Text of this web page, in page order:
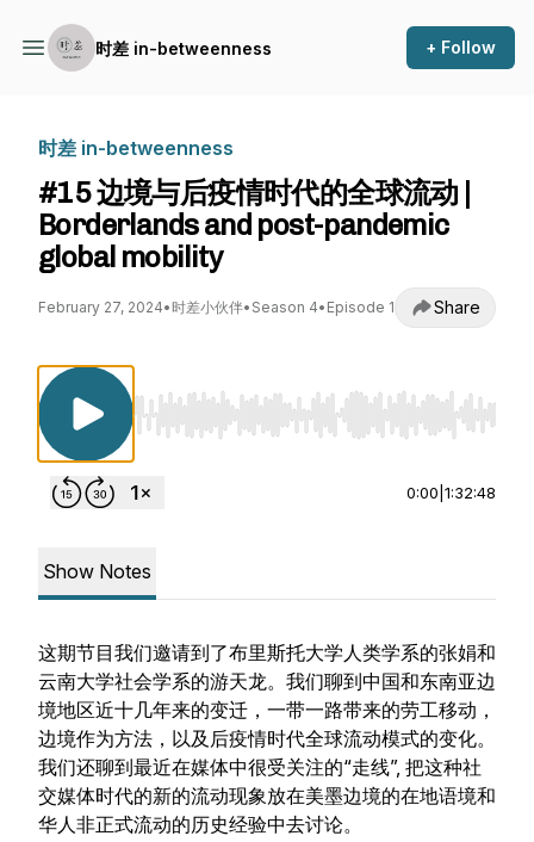
时差 in-betweenness + Follow
时差 in-betweenness
#15 边境与后疫情时代的全球流动 |
Borderlands and post-pandemic
global mobility
February 27, 2024•时差小伙伴• Season 4• Episode 1 Share
Use Left/Right to seek, Home/End to jump
0:00 1:32:48
Show Notes
这期节目我们邀请到了布里斯托大学人类学系的张娟和
云南大学社会学系的游天龙。我们聊到中国和东南亚边
境地区近十几年来的变迁，一带一路带来的劳工移动，
边境作为方法，以及后疫情时代全球流动模式的变化。
我们还聊到最近在媒体中很受关注的“走线”, 把这种社
交媒体时代的新的流动现象放在美墨边境的在地语境和
华人非正式流动的历史经验中去讨论。